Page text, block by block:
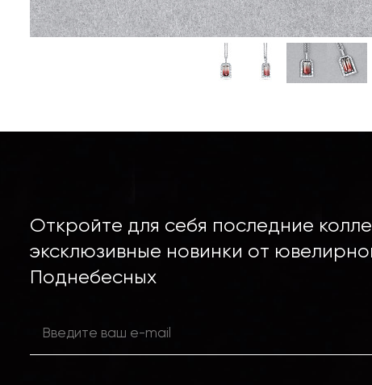
Откройте для себя последние
эксклюзивные новинки от
Поднебесных